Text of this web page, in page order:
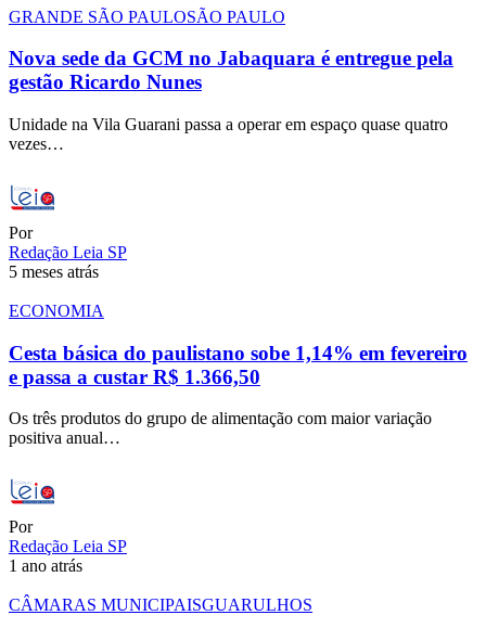
GRANDE SÃO PAULOSÃO PAULO
Nova sede da GCM no Jabaquara é entregue pela
gestão Ricardo Nunes
Unidade na Vila Guarani passa a operar em espaço quase quatro
vezes…
Por
Redação Leia SP
5 meses atrás
ECONOMIA
Cesta básica do paulistano sobe 1,14% em fevereiro
e passa a custar R$ 1.366,50
Os três produtos do grupo de alimentação com maior variação
positiva anual…
Por
Redação Leia SP
1 ano atrás
CÂMARAS MUNICIPAISGUARULHOS